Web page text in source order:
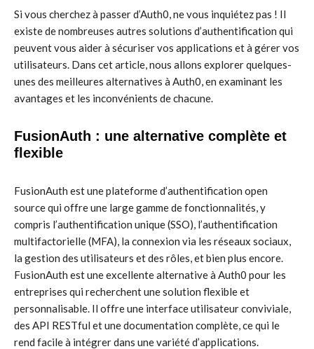
Si vous cherchez à passer d’Auth0, ne vous inquiétez pas ! Il
existe de nombreuses autres solutions d’authentification qui
peuvent vous aider à sécuriser vos applications et à gérer vos
utilisateurs. Dans cet article, nous allons explorer quelques-
unes des meilleures alternatives à Auth0, en examinant les
avantages et les inconvénients de chacune.
FusionAuth : une alternative complète et
flexible
FusionAuth est une plateforme d’authentification open
source qui offre une large gamme de fonctionnalités, y
compris l’authentification unique (SSO), l’authentification
multifactorielle (MFA), la connexion via les réseaux sociaux,
la gestion des utilisateurs et des rôles, et bien plus encore.
FusionAuth est une excellente alternative à Auth0 pour les
entreprises qui recherchent une solution flexible et
personnalisable. Il offre une interface utilisateur conviviale,
des API RESTful et une documentation complète, ce qui le
rend facile à intégrer dans une variété d’applications.